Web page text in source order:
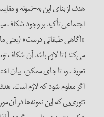
هدف از بنای این به-نمونه‌ و
اجتماعی تأکید بر وجود شکاف
«آگاهی طبقاتی درست» (یعنی
می‌کند) تا لازم باشد آن شکاف توسط
تعریف و، تا جای ممکن، بیان
اگر معلوم شود که لازم است، هدف
تئوری‌یی که این نمونه‌ها در آن مورد